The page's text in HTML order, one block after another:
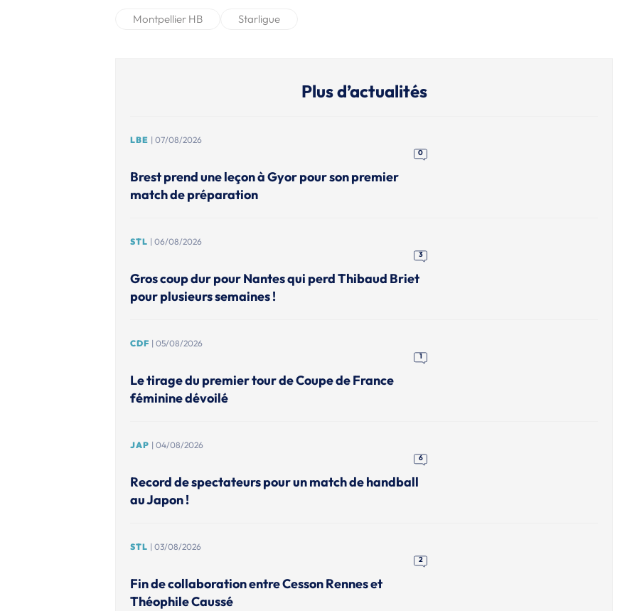
Montpellier HB Starligue
Plus d’actualités
LBE | 07/08/2026
0
Brest prend une leçon à Gyor pour son premier
match de préparation
STL | 06/08/2026
3
Gros coup dur pour Nantes qui perd Thibaud Briet
pour plusieurs semaines !
CDF | 05/08/2026
1
Le tirage du premier tour de Coupe de France
féminine dévoilé
JAP | 04/08/2026
6
Record de spectateurs pour un match de handball
au Japon !
STL | 03/08/2026
2
Fin de collaboration entre Cesson Rennes et
Théophile Caussé